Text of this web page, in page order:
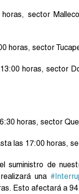
sector
horas, sector
horas, sector
horas, sector
las 17:00 horas,
suministro de
una
Esto afectará a